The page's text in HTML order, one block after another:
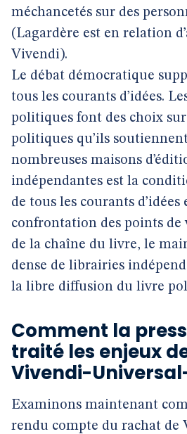
méchancetés sur des
(Lagardère est en relation
Vivendi).
Le débat démocratique
tous les courants d’idées.
politiques font des choix
politiques qu’ils
nombreuses maisons
indépendantes est la
de tous les courants d’idées
confrontation des points de
de la chaîne du livre, le
dense de librairies
la libre diffusion du livre
Comment la
traité les enjeux
Vivendi-
Examinons maintenant
rendu compte du rachat de